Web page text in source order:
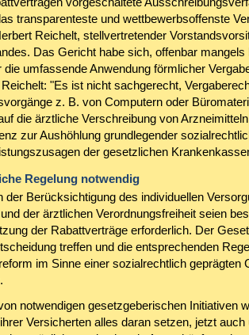
transparenteste und wettbewerbsoffenste
Reichelt, stellvertretender
Das Gericht habe sich, offenbar
die umfassende Anwendung förmlicher
"Es ist nicht sachgerecht,
z. B. von Computern oder
die ärztliche Verschreibung von
zur Aushöhlung grundlegender
der gesetzlichen
Regelung notwendig
der Berücksichtigung des individuellen
der ärztlichen Verordnungsfreiheit seien
der Rabattverträge erforderlich. Der
treffen und die entsprechenden
im Sinne einer sozialrechtlich geprägten
notwendigen gesetzgeberischen Initiativen
Versicherten alles daran setzen, jetzt